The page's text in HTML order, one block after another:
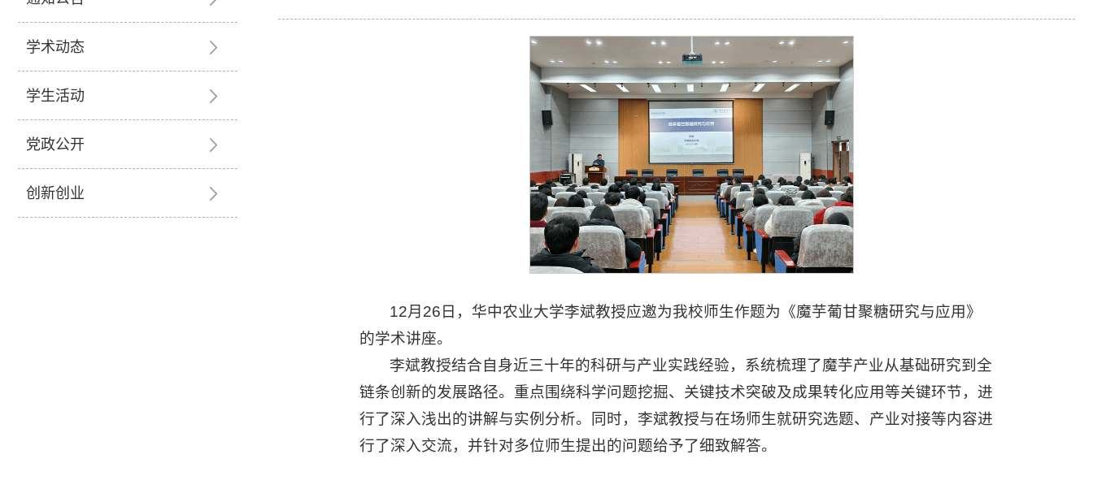
学术动态
学生活动
党政公开
创新创业
12月26日，华中农业大学李斌教授应邀为我校师生作题为《魔芋葡甘聚糖研究与应用》
的学术讲座。
李斌教授结合自身近三十年的科研与产业实践经验，系统梳理了魔芋产业从基础研究到全
链条创新的发展路径。重点围绕科学问题挖掘、关键技术突破及成果转化应用等关键环节，进
行了深入浅出的讲解与实例分析。同时，李斌教授与在场师生就研究选题、产业对接等内容进
行了深入交流，并针对多位师生提出的问题给予了细致解答。